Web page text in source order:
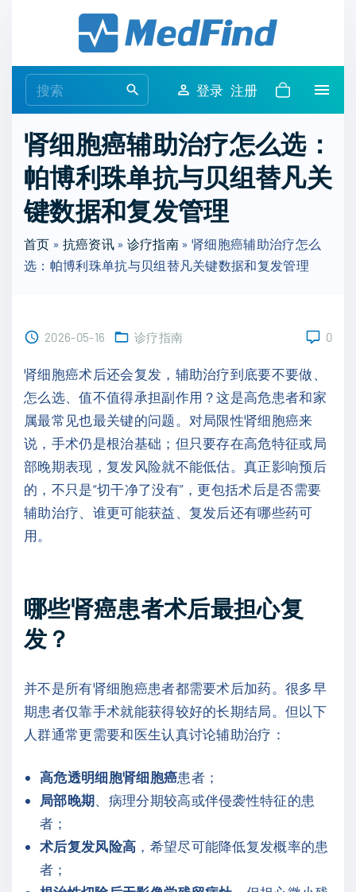
e
r
c
h
f
r
:
登录 注册
肾细胞癌辅助治疗怎么选：
帕博利珠单抗与贝组替凡关
键数据和复发管理
首页 » 抗癌资讯» 诊疗指南 »肾细胞癌辅助治疗怎么
选：帕博利珠单抗与贝组替凡关键数据和复发管理
2026-05-16 诊疗指南 0
肾细胞癌术后还会复发，辅助治疗到底要不要做、
怎么选、值不值得承担副作用？这是高危患者和家
属最常见也最关键的问题。对局限性肾细胞癌来
说，手术仍是根治基础；但只要存在高危特征或局
部晚期表现，复发风险就不能低估。真正影响预后
的，不只是“切干净了没有”，更包括术后是否需要
辅助治疗、谁更可能获益、复发后还有哪些药可
用。
哪些肾癌患者术后最担心复
发？
并不是所有肾细胞癌患者都需要术后加药。很多早
期患者仅靠手术就能获得较好的长期结局。但以下
人群通常更需要和医生认真讨论辅助治疗：
高危透明细胞肾细胞癌患者；
局部晚期、病理分期较高或伴侵袭性特征的患
者；
术后复发风险高 ，希望尽可能降低复发概率的患
者；